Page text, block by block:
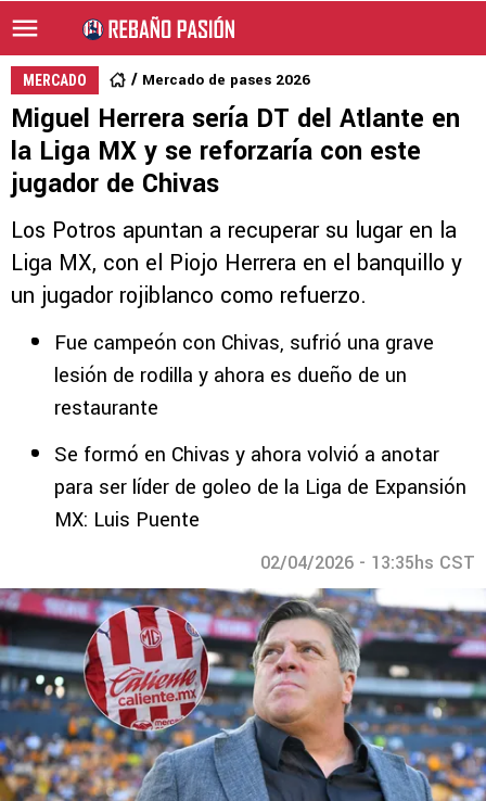
MERCADO Mercado de pases 2026
Miguel Herrera sería DT del Atlante en
la Liga MX y se reforzaría con este
jugador de Chivas
Los Potros apuntan a recuperar su lugar en la
Liga MX, con el Piojo Herrera en el banquillo y
un jugador rojiblanco como refuerzo.
Fue campeón con Chivas, sufrió una grave
lesión de rodilla y ahora es dueño de un
restaurante
Se formó en Chivas y ahora volvió a anotar
para ser líder de goleo de la Liga de Expansión
MX: Luis Puente
02/04/2026 - 13:35hs CST